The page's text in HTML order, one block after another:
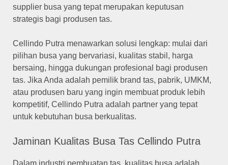
supplier busa yang tepat merupakan keputusan
strategis bagi produsen tas.
Cellindo Putra menawarkan solusi lengkap: mulai dari
pilihan busa yang bervariasi, kualitas stabil, harga
bersaing, hingga dukungan profesional bagi produsen
tas. Jika Anda adalah pemilik brand tas, pabrik, UMKM,
atau produsen baru yang ingin membuat produk lebih
kompetitif, Cellindo Putra adalah partner yang tepat
untuk kebutuhan busa berkualitas.
Jaminan Kualitas Busa Tas Cellindo Putra
Dalam industri pembuatan tas, kualitas busa adalah